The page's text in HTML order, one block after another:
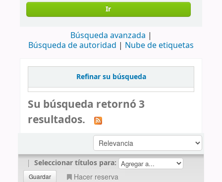
Ir
Búsqueda avanzada
Búsqueda de autoridad
Nube de etiquetas
Refinar su búsqueda
Su búsqueda retornó 3
resultados.
| Seleccionar títulos para:
Hacer reserva